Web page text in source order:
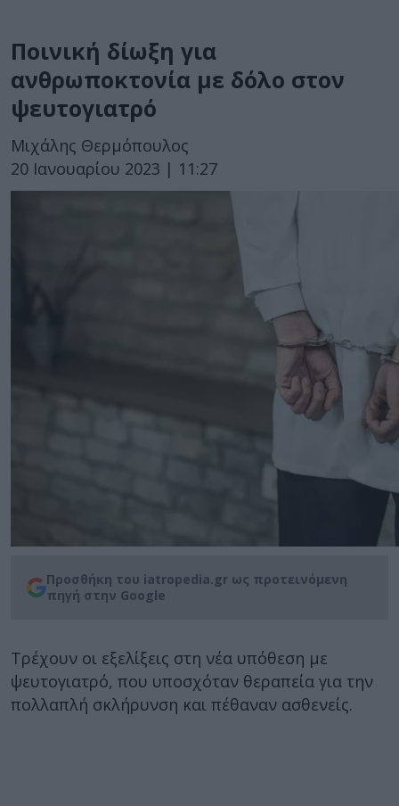
Ποινική δίωξη για
ανθρωποκτονία με δόλο στον
ψευτογιατρό
Μιχάλης Θερμόπουλος
20 Ιανουαρίου 2023 | 11:27
Προσθήκη του iatropedia.gr ως προτεινόμενη
πηγή στην Google
Τρέχουν οι εξελίξεις στη νέα υπόθεση με
ψευτογιατρό, που υποσχόταν θεραπεία για την
πολλαπλή σκλήρυνση και πέθαναν ασθενείς.